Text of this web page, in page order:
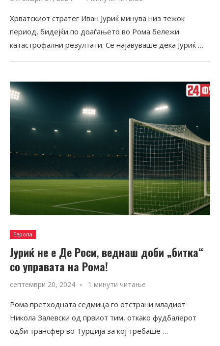
Хрватскиот стратег Иван Јуриќ минува низ тежок
период, бидејќи по доаѓањето во Рома бележи
катастрофални резултати. Се најавуваше дека Јуриќ …
Европа
Јуриќ не е Де Роси, веднаш доби „битка“
со управата на Рома!
септември 20, 2024 1 минути читање
Рома претходната седмица го отстрани младиот
Никола Залевски од првиот тим, откако фудбалерот
одби трансфер во Турција за кој требаше …